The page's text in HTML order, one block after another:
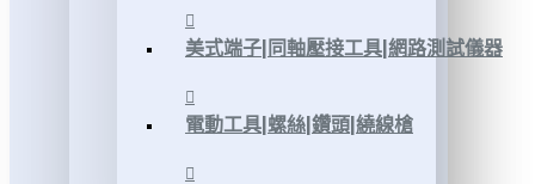
美式端子|同軸壓接工具|網路測試儀器
電動工具|螺絲|鑽頭|繞線槍